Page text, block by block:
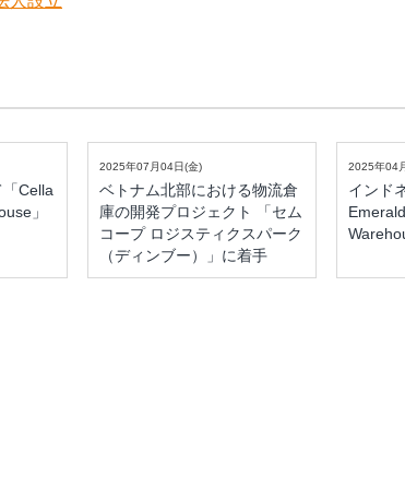
Cella
」
2025年07月04日(金)
ベトナム北部における物流倉
庫の開発プロジェクト 「セム
コープ ロジスティクスパーク
（ディンブー）」に着手
2025年04
インド